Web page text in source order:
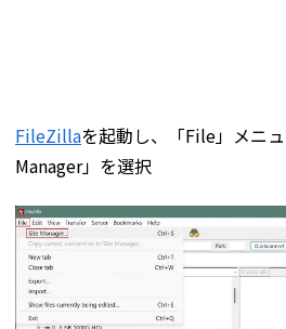
FileZillaを起動し、「File」メニ
Manager」を選択